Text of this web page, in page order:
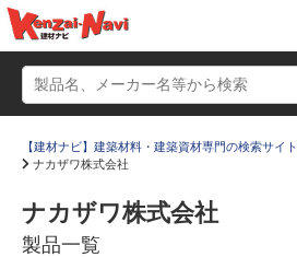
【建材ナビ】建築材料・建築資材専門の検索サイト
ナカザワ株式会社
ナカザワ株式会社
製品一覧